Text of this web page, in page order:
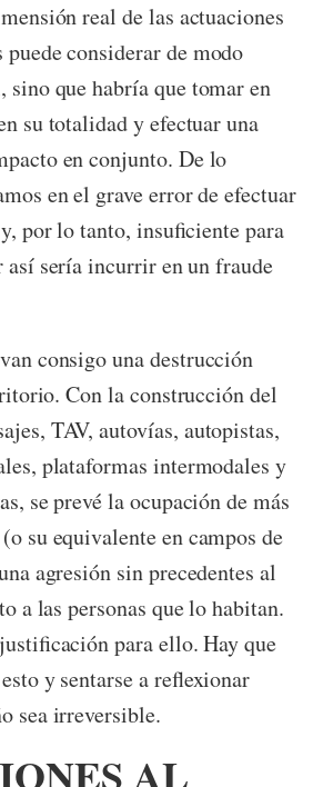
real de las actuaciones
puede considerar de modo
sino que habría que tomar en
su totalidad y efectuar una
en conjunto. De lo
en el grave error de efectuar
por lo tanto, insuficiente para
sería incurrir en un fraude
consigo una destrucción
Con la construcción del
TAV, autovías, autopistas,
plataformas intermodales y
se prevé la ocupación de más
su equivalente en campos de
agresión sin precedentes al
a las personas que lo habitan.
para ello. Hay que
y sentarse a reflexionar
sea irreversible.
AL